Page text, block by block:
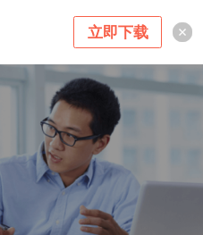
立即下载